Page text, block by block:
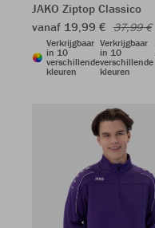
JAKO Ziptop Classico
vanaf 19,99 € 37,99 €
Verkrijgbaar
in 10
verschillende
kleuren
Verkrijgbaar
in 10
verschillende
kleuren